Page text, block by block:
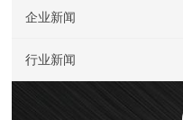
企业新闻
行业新闻